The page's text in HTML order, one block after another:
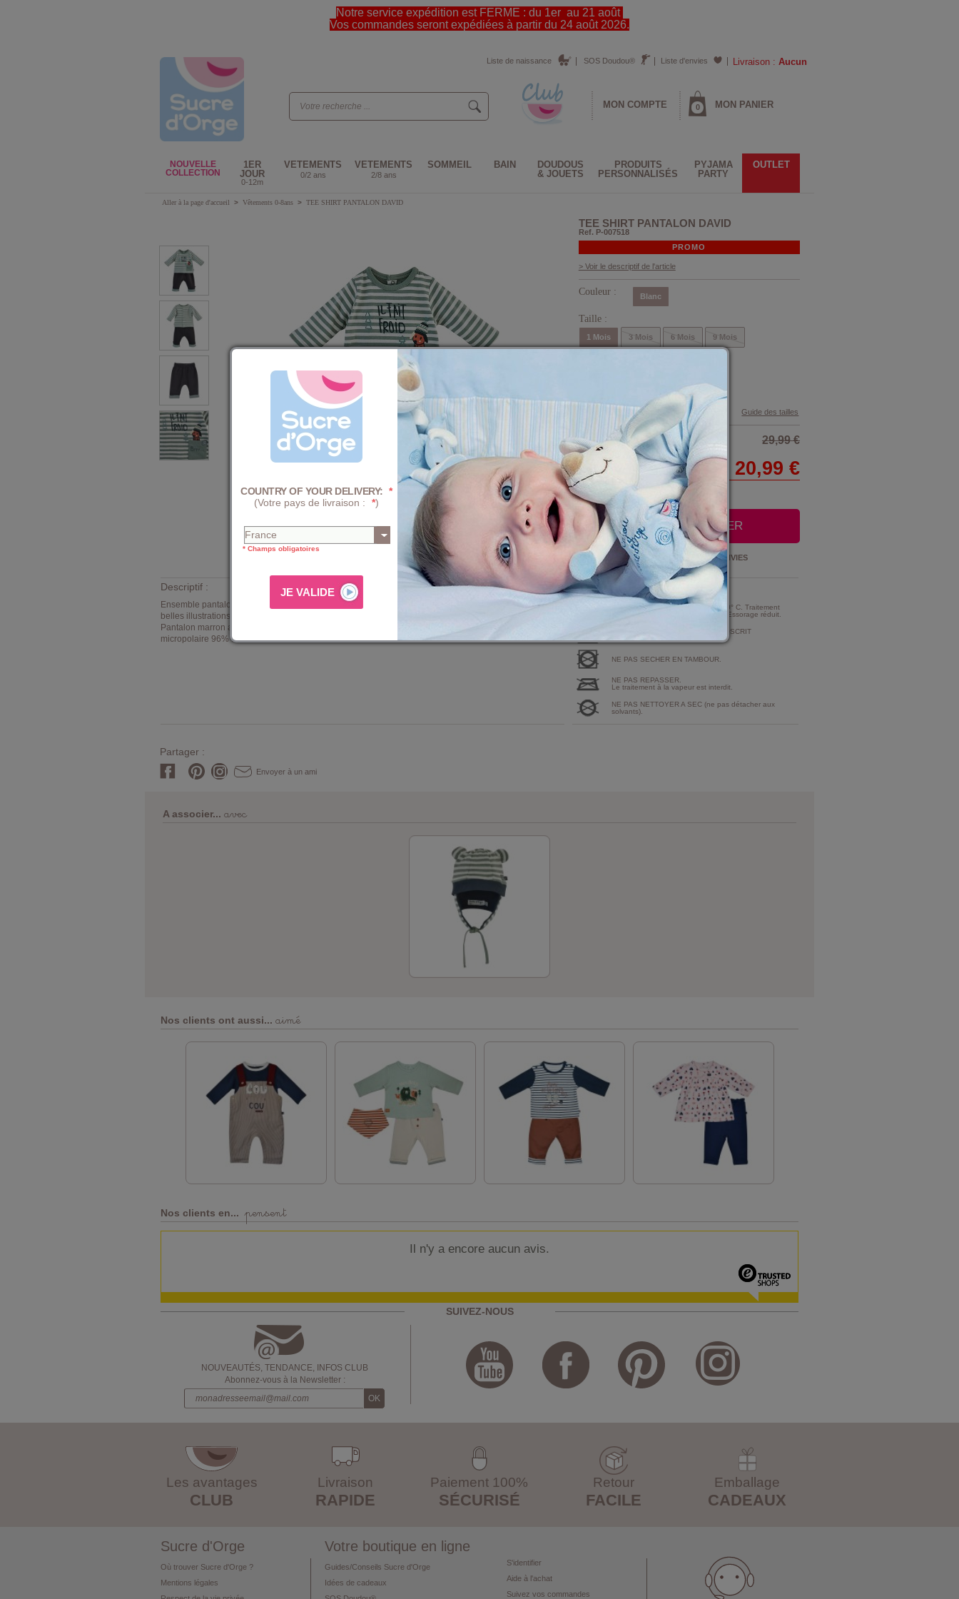
Notre service expédition est FERME : du 1er au 21 août
Vos commandes seront expédiées à partir du 24 août 2026.
Livraison : Aucun
Liste d'envies
SOS Doudou®
Liste de naissance
MON COMPTE 0 MON PANIER
NOUVELLE
COLLECTION
1ER
JOUR
0-12m
VETEMENTS
0/2 ans
VETEMENTS
2/8 ans
SOMMEIL BAIN
DOUDOUS
& JOUETS
PRODUITS
PERSONNALISÉS
PYJAMA
PARTY
OUTLET
Aller à la page d'accueil > Vêtements 0-8ans > TEE SHIRT PANTALON DAVID
TEE SHIRT PANTALON DAVID
Ref. P-007518
PROMO
> Voir le descriptif de l'article
Couleur : Blanc
Taille :
1 Mois 3 Mois 6 Mois 9 Mois
Guide des tailles
29,99 €
Prix -30% 20,99 €
AJOUTER AU PANIER
LISTE D'ENVIES
Descriptif :
Ensemble pantalon et tee shirt hiver Sucre d'Orge
. Tee shirt manches longues rayé écru/gris vert avec
belles illustrations au niveau de la petite poche plaquée - ouverture dos par boutons-pression.
Pantalon marron avec revers gris vert, taille élastiquée. Composition : T-shirt 100% coton Pantalon
micropolaire 96% coton 4% élasthanne. Existe de la taille 1 mois au 12 mois.
Composition et Entretien :
PROGRAMME TRES MODERE A 30° C. Traitement
mécanique d'intensité très réduite. Essorage réduit.
TRAITEMENT DE CHLORAGE PROSCRIT
NE PAS SECHER EN TAMBOUR.
NE PAS REPASSER.
Le traitement à la vapeur est interdit.
NE PAS NETTOYER A SEC (ne pas détacher aux
solvants).
Partager :
Envoyer à un ami
A associer...
Nos clients ont aussi... aimé
Nos clients en... pensent
Il n'y a encore aucun avis.
SUIVEZ-NOUS
NOUVEAUTÉS, TENDANCE, INFOS CLUB
Abonnez-vous à la Newsletter :
Les avantages
CLUB
Livraison
RAPIDE
Paiement 100%
SÉCURISÉ
Retour
FACILE
Emballage
CADEAUX
Sucre d'Orge
Où trouver Sucre d'Orge ?
Mentions légales
Votre boutique en ligne
Guides/Conseils Sucre d'Orge
Idées de cadeaux
S'identifier
Aide à l'achat
Suivez vos commandes
COUNTRY OF YOUR DELIVERY: *
(Votre pays de livraison :
*)
* Champs obligatoires